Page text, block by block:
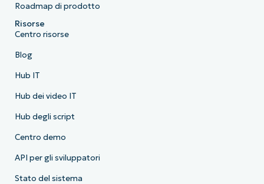
Roadmap di prodotto
Risorse
Centro risorse
Blog
Hub IT
Hub dei video IT
Hub degli script
Centro demo
API per gli sviluppatori
Stato del sistema